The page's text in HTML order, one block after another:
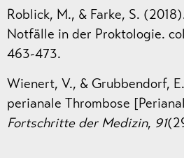
Roblick, M., & Farke, S.
Notfälle in der Proktologie.
463-473.
Wienert, V., & Grubbendorf,
perianale Thrombose
Fortschritte der Medizin, 91